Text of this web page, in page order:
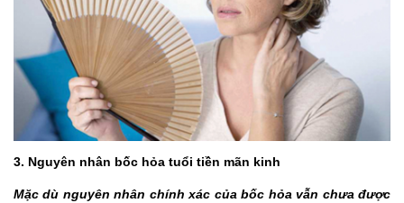
3. Nguyên nhân bốc hỏa tuổi tiền mãn kinh
Mặc dù nguyên nhân chính xác của bốc hỏa vẫn chưa được